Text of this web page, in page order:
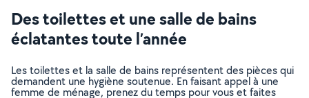
Des toilettes et une salle de bains
éclatantes toute l’année
Les toilettes et la salle de bains représentent des pièces qui
demandent une hygiène soutenue. En faisant appel à une
femme de ménage, prenez du temps pour vous et faites